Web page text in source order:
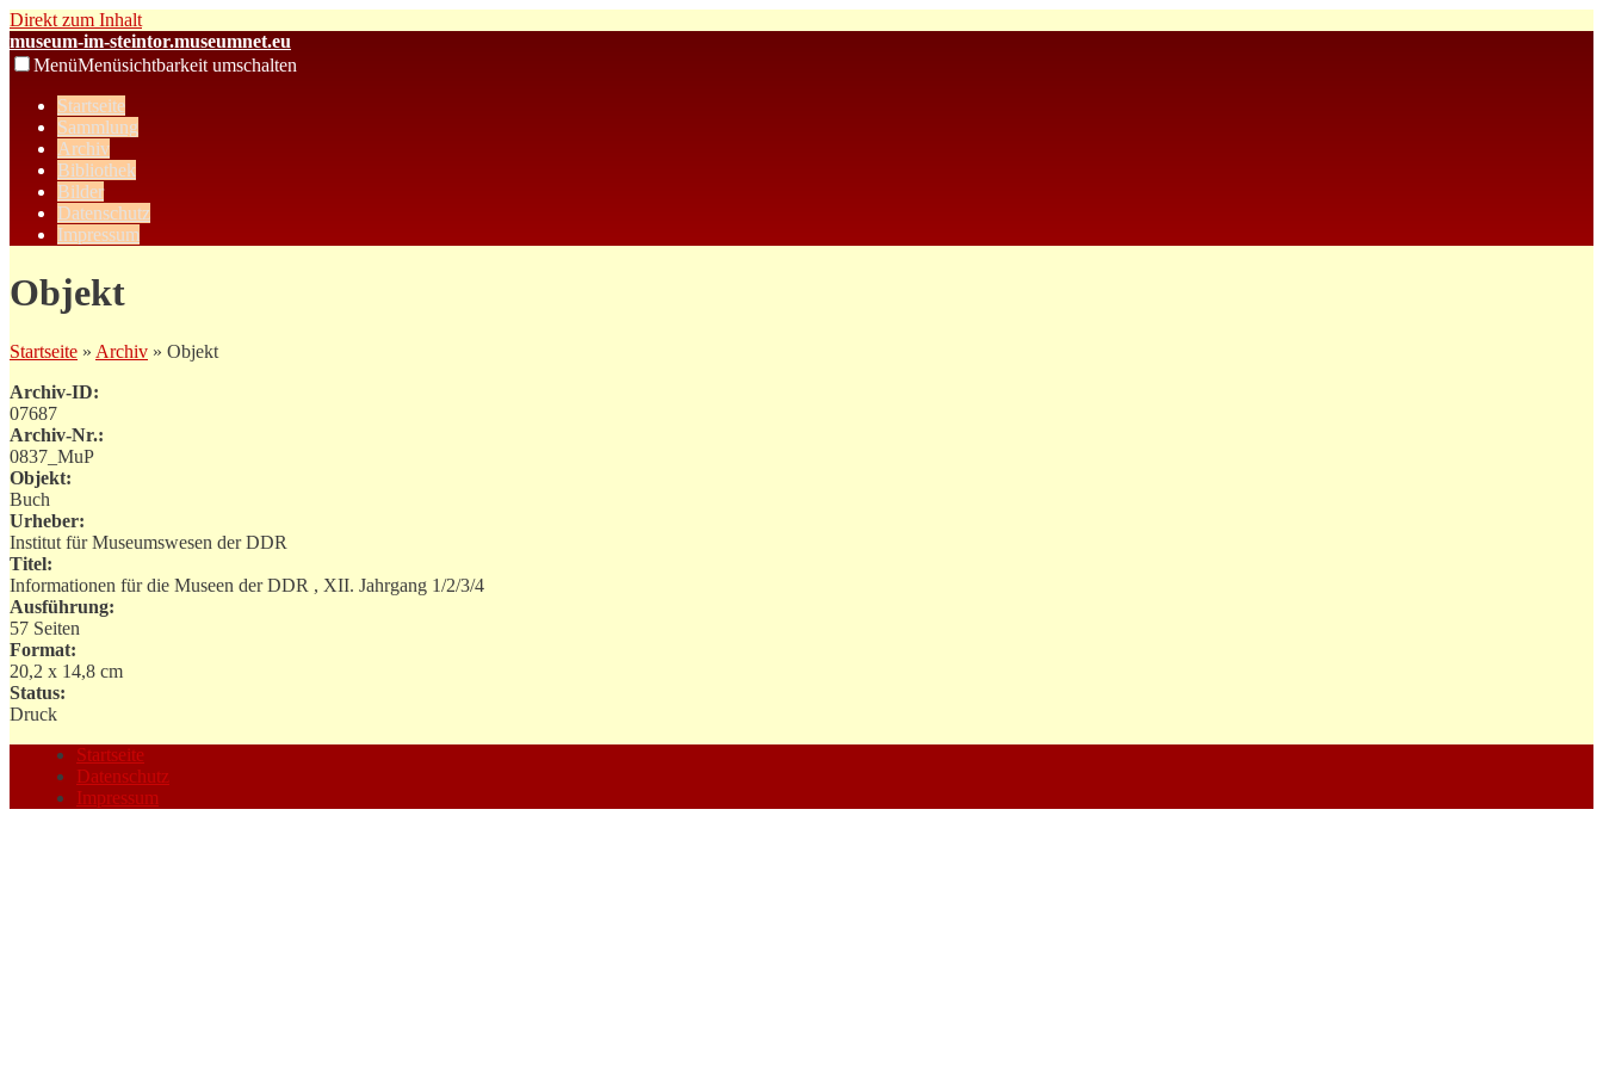
Direkt zum Inhalt
museum-im-steintor.museumnet.eu
MenüMenüsichtbarkeit umschalten
Startseite
Sammlung
Archiv
Bibliothek
Bilder
Datenschutz
Impressum
Objekt
Startseite » Archiv » Objekt
Archiv-ID:
07687
Archiv-Nr.:
0837_MuP
Objekt:
Buch
Urheber:
Institut für Museumswesen der DDR
Titel:
Informationen für die Museen der DDR , XII. Jahrgang 1/2/3/4
Ausführung:
57 Seiten
Format:
20,2 x 14,8 cm
Status:
Druck
Startseite
Datenschutz
Impressum